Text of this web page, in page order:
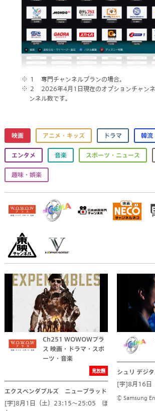
１ 専門チャンネルプランの場合。
２ 2026年4月1日現在のオプションチャン
ンネル数です。
映画
Ch251 WOWOWプラ
ス 映画・ドラマ・スポ
ーツ・音楽
見放題
エクスペンダブルズ ニューブラッド
[字]8月1日（土）23:15～25:05 ほ
シュリ デジ
[字]8月16日
© Samsung
アニメ・キッズ ドラマ 韓流
エンタメ 音楽 スポーツ・ニュース
趣味・娯楽